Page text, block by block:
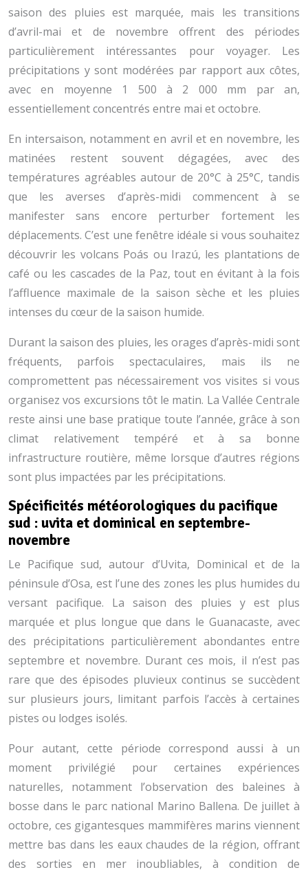
saison des pluies est marquée, mais les transitions
d’avril-mai et de novembre offrent des périodes
particulièrement intéressantes pour voyager. Les
précipitations y sont modérées par rapport aux côtes,
avec en moyenne 1 500 à 2 000 mm par an,
essentiellement concentrés entre mai et octobre.
En intersaison, notamment en avril et en novembre, les
matinées restent souvent dégagées, avec des
températures agréables autour de 20°C à 25°C, tandis
que les averses d’après-midi commencent à se
manifester sans encore perturber fortement les
déplacements. C’est une fenêtre idéale si vous souhaitez
découvrir les volcans Poás ou Irazú, les plantations de
café ou les cascades de la Paz, tout en évitant à la fois
l’affluence maximale de la saison sèche et les pluies
intenses du cœur de la saison humide.
Durant la saison des pluies, les orages d’après-midi sont
fréquents, parfois spectaculaires, mais ils ne
compromettent pas nécessairement vos visites si vous
organisez vos excursions tôt le matin. La Vallée Centrale
reste ainsi une base pratique toute l’année, grâce à son
climat relativement tempéré et à sa bonne
infrastructure routière, même lorsque d’autres régions
sont plus impactées par les précipitations.
Spécificités météorologiques du pacifique
sud : uvita et dominical en septembre-
novembre
Le Pacifique sud, autour d’Uvita, Dominical et de la
péninsule d’Osa, est l’une des zones les plus humides du
versant pacifique. La saison des pluies y est plus
marquée et plus longue que dans le Guanacaste, avec
des précipitations particulièrement abondantes entre
septembre et novembre. Durant ces mois, il n’est pas
rare que des épisodes pluvieux continus se succèdent
sur plusieurs jours, limitant parfois l’accès à certaines
pistes ou lodges isolés.
Pour autant, cette période correspond aussi à un
moment privilégié pour certaines expériences
naturelles, notamment l’observation des baleines à
bosse dans le parc national Marino Ballena. De juillet à
octobre, ces gigantesques mammifères marins viennent
mettre bas dans les eaux chaudes de la région, offrant
des sorties en mer inoubliables, à condition de